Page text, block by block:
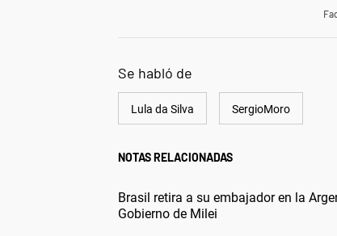
Se habló de
Lula da Silva SergioMoro
NOTAS RELACIONADAS
Brasil retira a su embajador en la
Gobierno de Milei